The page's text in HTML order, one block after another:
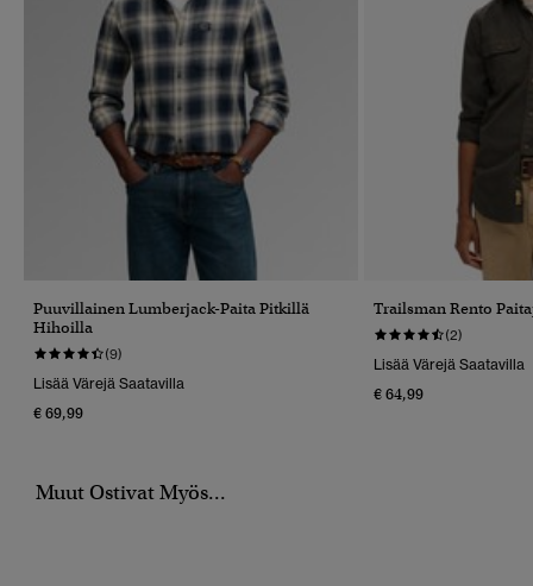
Puuvillainen Lumberjack-Paita Pitkillä
Hihoilla
(9)
Lisää Värejä Saatavilla
€ 69,99
Trailsman Rento
(2)
Lisää Värejä Saatavilla
€ 64,99
Muut Ostivat Myös...